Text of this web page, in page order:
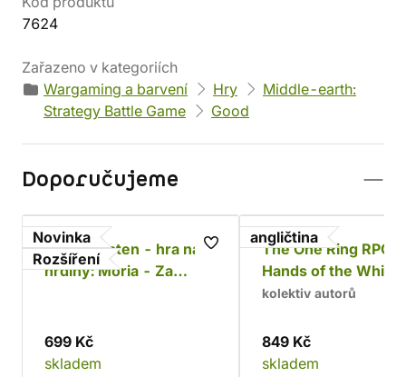
7624
Zařazeno v kategoriích
Wargaming a barvení
Hry
Middle-earth:
Strategy Battle Game
Good
Doporučujeme
Novinka
Rozšíření
Jeden prsten - hra na
hrdiny: Moria - Za
699 Kč
skladem
angličtina
The One Ring RPG:
Hands of the White
Wizard
kolektiv autorů
849 Kč
skladem